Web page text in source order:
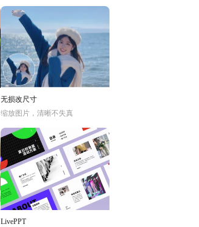
无损改尺寸
缩放图片，清晰不失真
LivePPT